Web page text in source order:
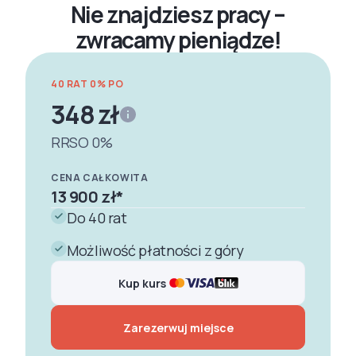
Nie znajdziesz pracy –
zwracamy pieniądze!
40 RAT 0% PO
348 zł
RRSO 0%
CENA CAŁKOWITA
13 900 zł*
Do 40 rat
Możliwość płatności z góry
Kup kurs
Zarezerwuj miejsce